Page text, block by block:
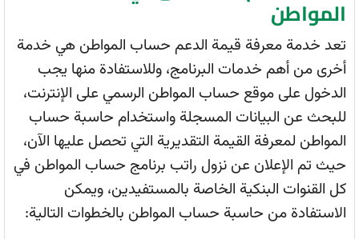
المواطن
تعد خدمة معرفة قيمة الدعم حساب المواطن هي خدمة
أخرى من أهم خدمات البرنامج، وللاستفادة منها يجب
الدخول على موقع حساب المواطن الرسمي على الإنترنت،
للبحث عن البيانات المسجلة واستخدام حاسبة حساب
المواطن لمعرفة القيمة التقديرية التي تحصل عليها الآن،
حيث تم الإعلان عن نزول راتب برنامج حساب المواطن في
كل القنوات البنكية الخاصة بالمستفيدين، ويمكن
الاستفادة من حاسبة حساب المواطن بالخطوات التالية: